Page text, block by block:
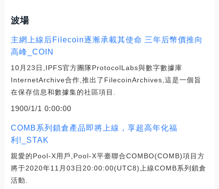
波場
主網上線后Filecoin逐漸承載其使命 三年后幣價推向
高峰_COIN
10月23日,IPFS官方團隊ProtocolLabs與數字數據庫
InternetArchive合作,推出了FilecoinArchives,這是一個旨
在保存信息和數據集的社區項目.
1900/1/1 0:00:00
COMB系列鎖倉產品即將上線，享超高年化福
利!_STAK
親愛的Pool-X用戶,Pool-X平臺聯合COMBO(COMB)項目方
將于2020年11月03日20:00:00(UTC8)上線COMB系列鎖倉
活動.